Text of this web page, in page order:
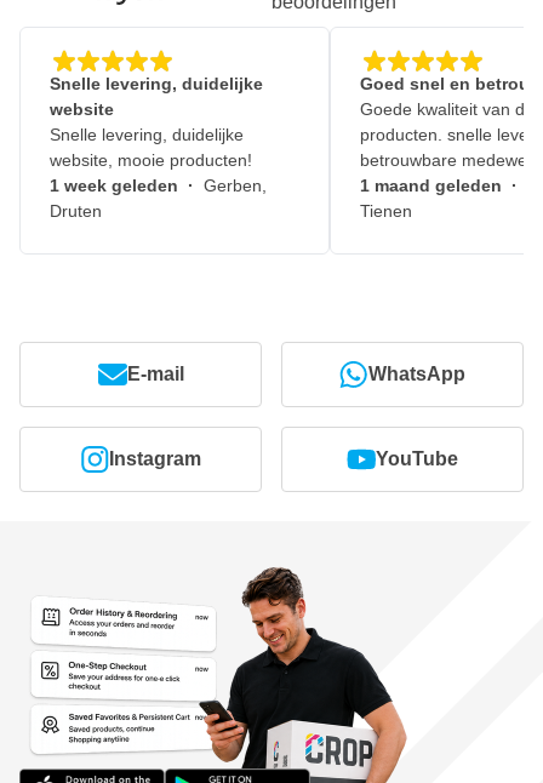
Snelle levering, duidelijke
website
Snelle levering, duidelijke
website, mooie producten!
1 week geleden · Gerben,
Druten
Goed snel en
Goede kwaliteit van de
producten. snelle
betrouwbare
1 maand geleden ·
Tienen
E-mail WhatsApp
Instagram YouTube